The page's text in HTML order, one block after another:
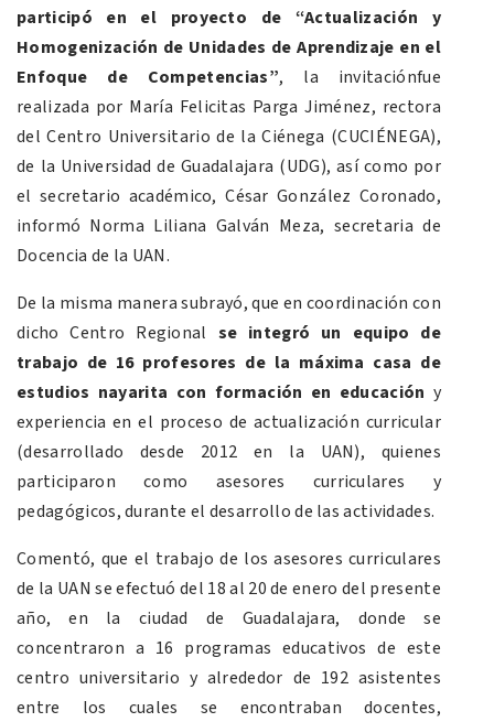
participó en el proyecto de “Actualización y
Homogenización de Unidades de Aprendizaje en el
Enfoque de Competencias”, la invitaciónfue
realizada por María Felicitas Parga Jiménez, rectora
del Centro Universitario de la Ciénega (CUCIÉNEGA),
de la Universidad de Guadalajara (UDG), así como por
el secretario académico, César González Coronado,
informó Norma Liliana Galván Meza, secretaria de
Docencia de la UAN.
De la misma manera subrayó, que en coordinación con
dicho Centro Regional se integró un equipo de
trabajo de 16 profesores de la máxima casa de
estudios nayarita con formación en educación y
experiencia en el proceso de actualización curricular
(desarrollado desde 2012 en la UAN), quienes
participaron como asesores curriculares y
pedagógicos, durante el desarrollo de las actividades.
Comentó, que el trabajo de los asesores curriculares
de la UAN se efectuó del 18 al 20 de enero del presente
año, en la ciudad de Guadalajara, donde se
concentraron a 16 programas educativos de este
centro universitario y alrededor de 192 asistentes
entre los cuales se encontraban docentes,